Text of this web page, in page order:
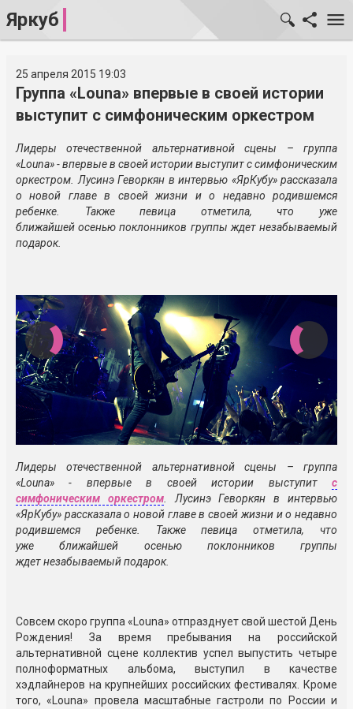
Яркуб
25 апреля 2015 19:03
Группа «Louna» впервые в своей истории
выступит с симфоническим оркестром
Лидеры отечественной альтернативной сцены – группа
«Louna» - впервые в своей истории выступит с симфоническим
оркестром. Лусинэ Геворкян в интервью «ЯрКубу» рассказала
о новой главе в своей жизни и о недавно родившемся
ребенке. Также певица отметила, что уже
ближайшей осенью поклонников группы ждет незабываемый
подарок.
Лидеры отечественной альтернативной сцены – группа
«Louna» - впервые в своей истории выступит с
симфоническим оркестром. Лусинэ Геворкян в интервью
«ЯрКубу» рассказала о новой главе в своей жизни и о недавно
родившемся ребенке. Также певица отметила, что
ужеближайшей осенью поклонников группы
ждет незабываемый подарок.
Совсем скоро группа «Louna» отпразднует свой шестой День
Рождения! За время пребывания на российской
альтернативной сцене коллектив успел выпустить четыре
полноформатных альбома, выступил в качестве
хэдлайнеров на крупнейших российских фестивалях. Кроме
того, «Louna» провела масштабные гастроли по России и